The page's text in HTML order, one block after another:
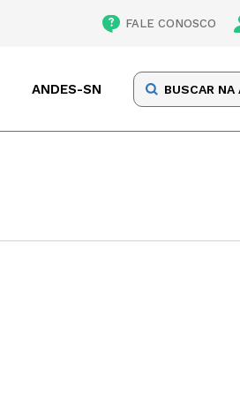
FALE CONOSCO
ANDES-SN